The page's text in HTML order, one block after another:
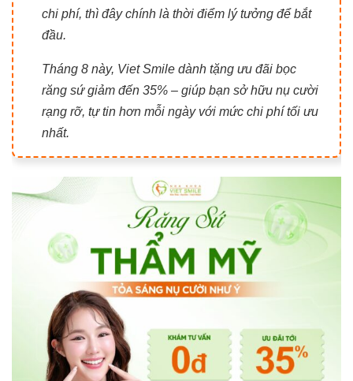
chi phí, thì đây chính là thời điểm lý tưởng để bắt
đầu.
Tháng 8 này, Viet Smile dành tặng ưu đãi bọc
răng sứ giảm đến 35% – giúp bạn sở hữu nụ cười
rạng rỡ, tự tin hơn mỗi ngày với mức chi phí tối ưu
nhất.